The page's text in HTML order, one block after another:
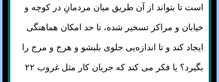
است تا بتواند از آن طریق میان مردمانِ در کوچه و
خیابان و مراکز تسخیر شده، تا حد امکان هماهنگی
ایجاد کند و تا اندازه‌یی جلوی بلبشو و هرج و مرج را
بگیرد؟ یا فکر می کند که جریان کار مثل غروب ۲۲